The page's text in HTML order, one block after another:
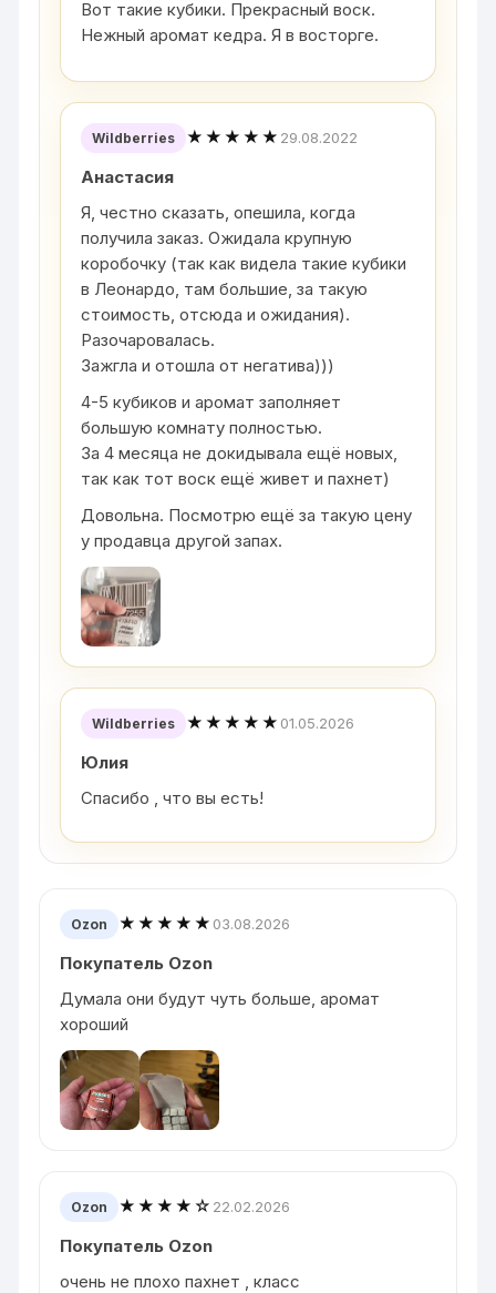
Вот такие кубики. Прекрасный воск.
Нежный аромат кедра. Я в восторге.
Wildberries ★★★★★ 29.08.2022
Анастасия
Я, честно сказать, опешила, когда
получила заказ. Ожидала крупную
коробочку (так как видела такие кубики
в Леонардо, там большие, за такую
стоимость, отсюда и ожидания).
Разочаровалась.
Зажгла и отошла от негатива)))
4-5 кубиков и аромат заполняет
большую комнату полностью.
За 4 месяца не докидывала ещё новых,
так как тот воск ещё живет и пахнет)
Довольна. Посмотрю ещё за такую цену
у продавца другой запах.
Wildberries ★★★★★ 01.05.2026
Юлия
Спасибо , что вы есть!
Ozon ★★★★★ 03.08.2026
Покупатель Ozon
Думала они будут чуть больше, аромат
хороший
Ozon ★★★★☆ 22.02.2026
Покупатель Ozon
очень не плохо пахнет , класс